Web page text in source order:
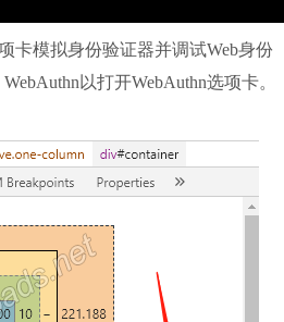
卡模拟身份验证器并调试Web身份
以打开WebAuthn选项卡。